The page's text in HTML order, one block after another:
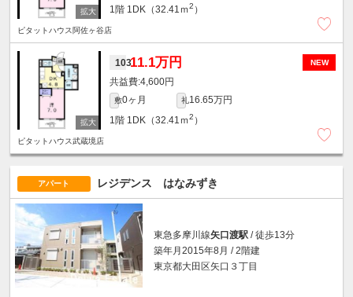
1階 1DK（32.41ｍ2 ）
ピタットハウス阿佐ヶ谷店
NEW
10311.1万円
4,600円
敷0ヶ月 礼16.65万円
1階 1DK（32.41ｍ2 ）
ピタットハウス武蔵境店
アパート レジデンス はなみずき
東急多摩川線矢口渡駅 / 徒歩13分
築年月2015年8月 / 2階建
東京都大田区矢口３丁目